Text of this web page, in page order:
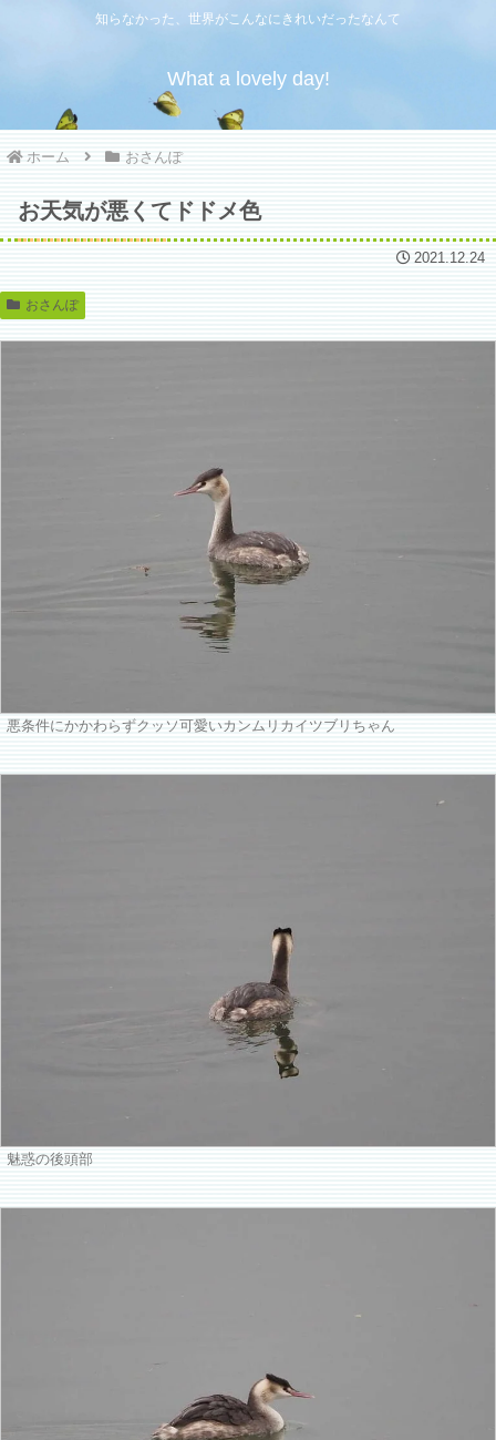
知らなかった、世界がこんなにきれいだったなんて
What a lovely day!
ホーム おさんぽ
お天気が悪くてドドメ色
2021.12.24
おさんぽ
悪条件にかかわらずクッソ可愛いカンムリカイツブリちゃん
魅惑の後頭部